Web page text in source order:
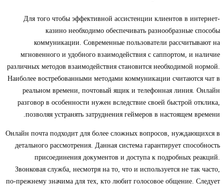
Для того чтобы эффективной ассистенции клиентов в интернет-
казино необходимо обеспечивать разнообразные способы
коммуникации. Современные пользователи рассчитывают на
мгновенного и удобного взаимодействия с саппортом, и наличие
различных методов взаимодействия становится необходимой нормой.
Наиболее востребованными методами коммуникации считаются чат в
реальном времени, почтовый ящик и телефонная линия. Онлайн
разговор в особенности нужен вследствие своей быстрой отклика,
позволяя устранять затруднения геймеров в настоящем времени.
Онлайн почта подходит для более сложных вопросов, нуждающихся в
детального рассмотрения. Данная система гарантирует способность
присоединения документов и доступа к подробных реакций.
Звонковая служба, несмотря на то, что и используется не так часто,
по-прежнему значима для тех, кто любит голосовое общение. Следует